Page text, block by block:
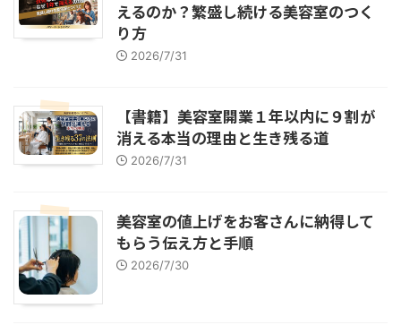
えるのか？繁盛し続ける美容室のつく
り方
2026/7/31
【書籍】美容室開業１年以内に９割が
消える本当の理由と生き残る道
2026/7/31
美容室の値上げをお客さんに納得して
もらう伝え方と手順
2026/7/30